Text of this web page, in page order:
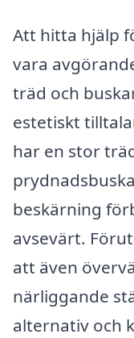
Att hitta hjälp
vara
träd och
estetiskt
har en stor
beskärning
avsevärt.
att även
närliggande
alternativ och